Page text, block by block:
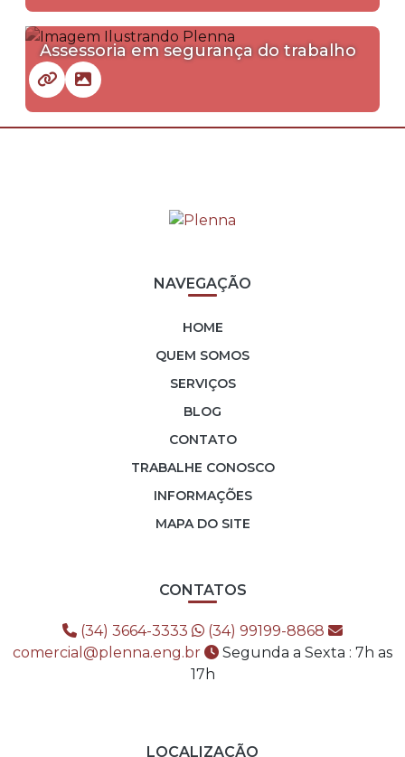
Assessoria em segurança do trabalho
NAVEGAÇÃO
HOME
QUEM SOMOS
SERVIÇOS
BLOG
CONTATO
TRABALHE CONOSCO
INFORMAÇÕES
MAPA DO SITE
CONTATOS
(34) 3664-3333
(34) 99199-8868
comercial@plenna.eng.br
Segunda a Sexta : 7h as
17h
LOCALIZAÇÃO